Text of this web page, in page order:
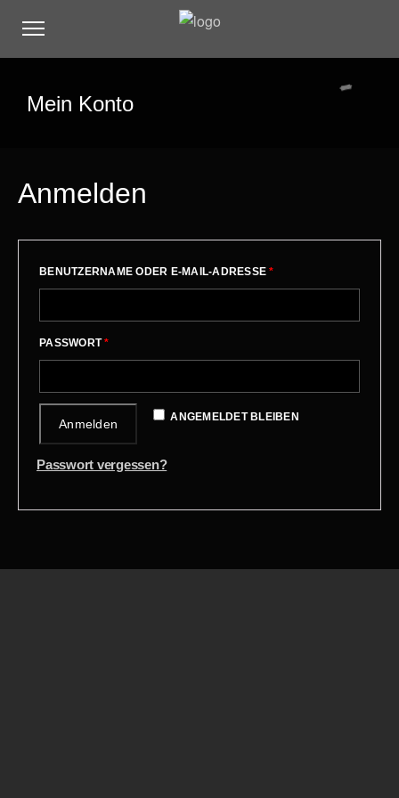
Mein Konto
Anmelden
BENUTZERNAME ODER E-MAIL-ADRESSE*
PASSWORT*
ANGEMELDET BLEIBEN
Anmelden
Passwort vergessen?